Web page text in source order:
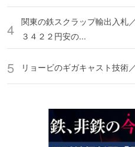
関東の鉄スクラップ輸出入札
３４２２円安の...
リョービのギガキャスト技術